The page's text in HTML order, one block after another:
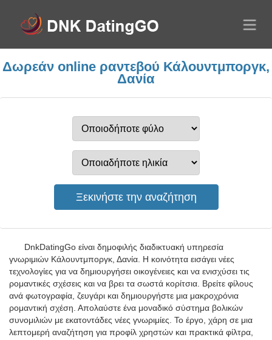
Δωρεάν online ραντεβού Κάλουντμποργκ,
Δανία
DnkDatingGo είναι δημοφιλής διαδικτυακή υπηρεσία
γνωριμιών Κάλουντμποργκ, Δανία. Η κοινότητα εισάγει νέες
τεχνολογίες για να δημιουργήσει οικογένειες και να ενισχύσει τις
ρομαντικές σχέσεις και να βρει τα σωστά κορίτσια. Βρείτε φίλους
ανά φωτογραφία, ζευγάρι και δημιουργήστε μια μακροχρόνια
ρομαντική σχέση. Απολαύστε ένα μοναδικό σύστημα βολικών
συνομιλιών με εκατοντάδες νέες γνωριμίες. Το έργο, χάρη σε μια
λεπτομερή αναζήτηση για προφίλ χρηστών και πρακτικά φίλτρα,